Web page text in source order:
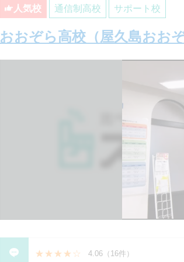
人気校 通信制高校 サポート校
おおぞら高校（屋久島おお
4.06 （ 16件）